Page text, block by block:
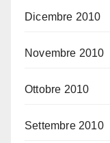
Dicembre 2010
Novembre 2010
Ottobre 2010
Settembre 2010